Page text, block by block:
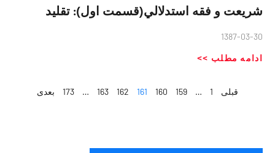
شريعت و فقه استدلالي(قسمت اول): تقليد
1387-03-30
ادامه مطلب >>
قبلی 1
…
159
160
161
162
163
…
173 بعدی